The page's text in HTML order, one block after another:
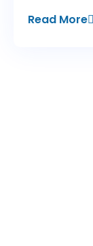
Read More